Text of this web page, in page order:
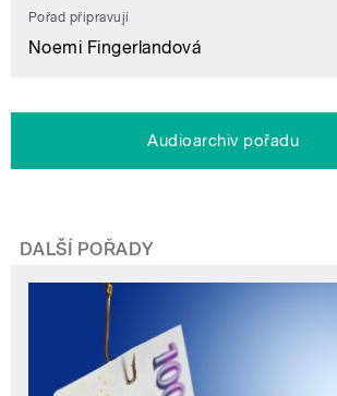
Pořad připravují
Noemi Fingerlandová
Audioarchiv pořadu
DALŠÍ POŘADY